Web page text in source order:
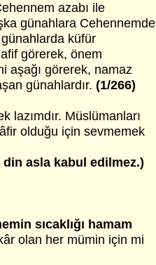
azabı ile
günahlara Cehennemde
küfür
görerek, önem
aşağı görerek, namaz
günahlardır. (1/266)
lazımdır. Müslümanları
olduğu için sevmemek
asla kabul edilmez.)
sıcaklığı hamam
olan her mümin için mi